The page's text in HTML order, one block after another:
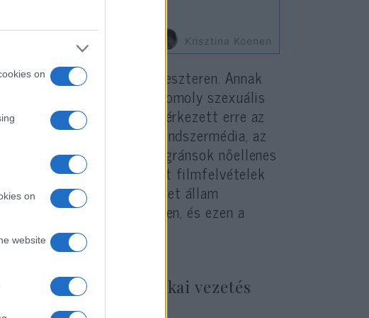
on
on
website
Krisztina Koenen
mint ezen a szilveszteren. Annak
az ott ünneplő nőkre, komoly szexuális
Ennek ellenére nem érkezett erre az
büntetőjogi válasz. A rendszermédia, az
tagadni, hogy itt a migránsok nőellenes
lenne szó, holott filmfelvételek
eseményekről. A német állam
támadásával szemben, és ezen a
változott.
a politikai vezetés
tagadták az